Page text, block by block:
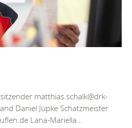
matthias.schalk@drk-
Daniel Jupke Schatzmeister
Lana-Mariella...